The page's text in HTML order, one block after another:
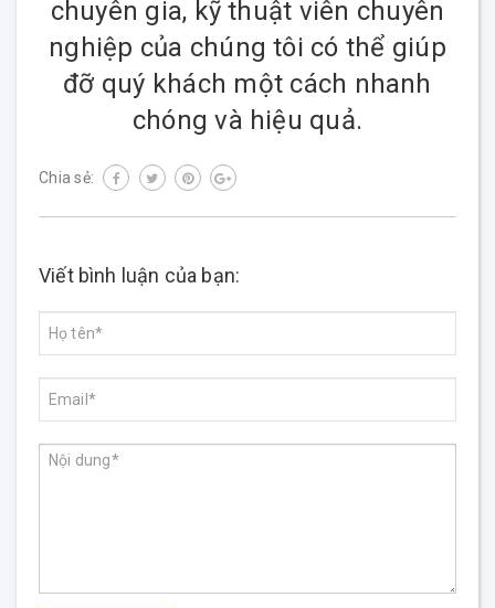
chuyên gia, kỹ thuật viên chuyên
nghiệp của chúng tôi có thể giúp
đỡ quý khách một cách nhanh
chóng và hiệu quả.
Chia sẻ:
Viết bình luận của bạn: